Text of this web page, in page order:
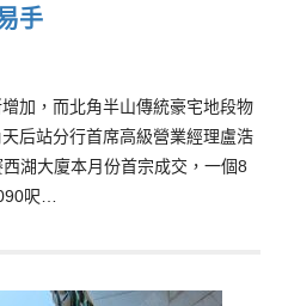
手
加，而北角半山傳統豪宅地段物
后站分行首席高級營業經理盧浩
湖大廈本月份首宗成交，一個8
呎…